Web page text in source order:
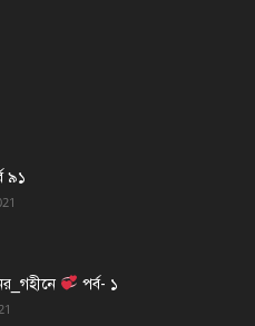
৯১
পর্ব- ১